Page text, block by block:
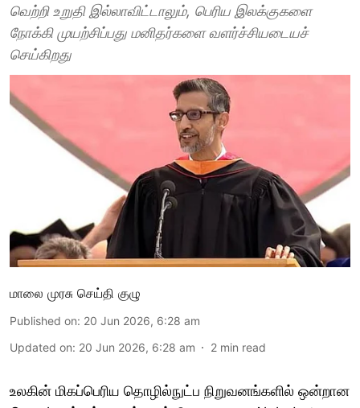
வெற்றி உறுதி இல்லாவிட்டாலும், பெரிய இலக்குகளை
நோக்கி முயற்சிப்பது மனிதர்களை வளர்ச்சியடையச்
செய்கிறது
மாலை முரசு செய்தி குழு
Published on: 20 Jun 2026, 6:28 am
Updated on: 20 Jun 2026, 6:28 am 2 min read
உலகின் மிகப்பெரிய தொழில்நுட்ப நிறுவனங்களில் ஒன்றான